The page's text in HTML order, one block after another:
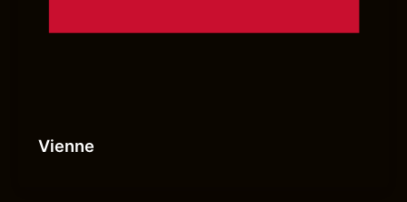
Vienne